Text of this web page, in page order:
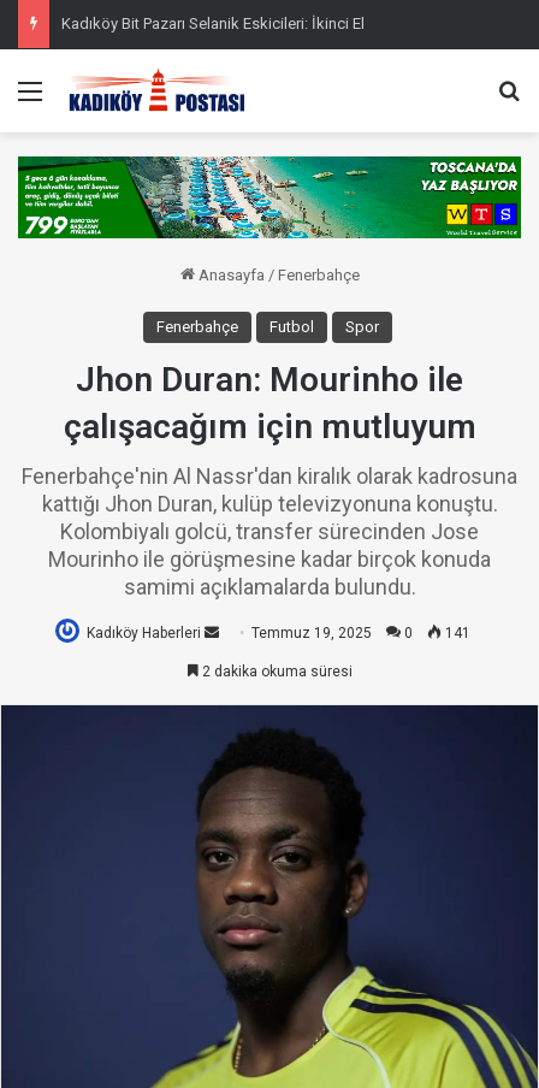
Kadıköy Bit Pazarı Selanik Eskicileri: İkinci El
Menü
Anasayfa / Fenerbahçe
Fenerbahçe Futbol Spor
Jhon Duran: Mourinho ile
çalışacağım için mutluyum
Fenerbahçe'nin Al Nassr'dan kiralık olarak kadrosuna
kattığı Jhon Duran, kulüp televizyonuna konuştu.
Kolombiyalı golcü, transfer sürecinden Jose
Mourinho ile görüşmesine kadar birçok konuda
samimi açıklamalarda bulundu.
Kadıköy Haberleri
Bir
e-
Temmuz 19, 2025 0 141
2 dakika okuma süresi